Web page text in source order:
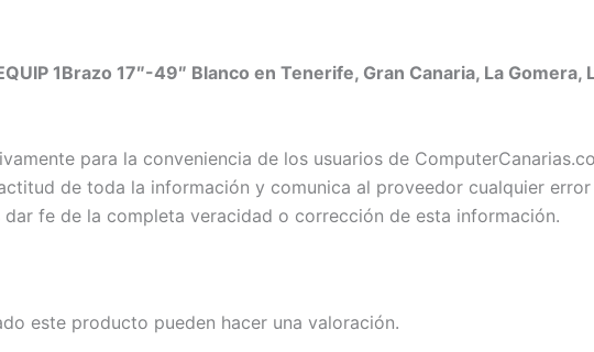
1Brazo 17″-49″ Blanco en Tenerife, Gran Canaria, La Gomera,
para la conveniencia de los usuarios de
de toda la información y comunica al proveedor cualquier
fe de la completa veracidad o corrección de esta información.
este producto pueden hacer una valoración.